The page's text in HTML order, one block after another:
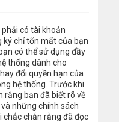
có tài khoản
ký chỉ tốn mất của bạn
có thể sử dụng đầy
thống dành cho
đổi quyền hạn của
hệ thống. Trước khi
rằng bạn đã biết rõ về
những chính sách
chắc chắn rằng đã đọc